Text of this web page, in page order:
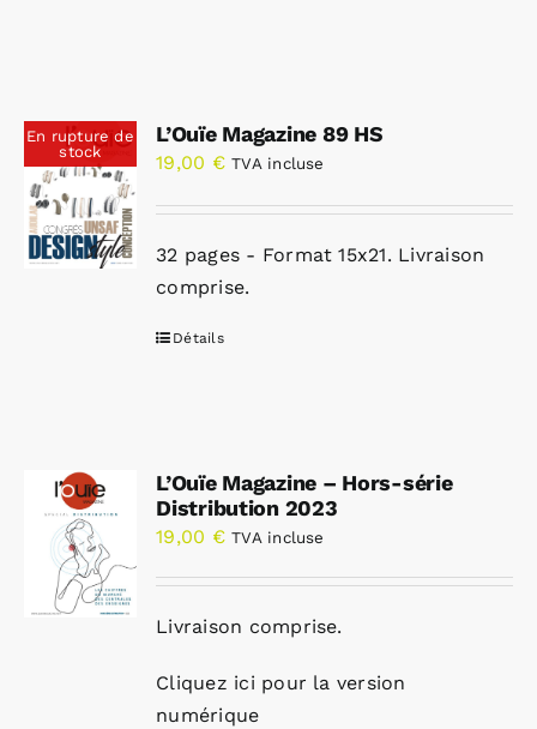
En rupture de
stock
L’Ouïe Magazine 89 HS
19,00 € TVA incluse
32 pages - Format 15x21. Livraison
comprise.
Détails
L’Ouïe Magazine – Hors-série
Distribution 2023
19,00 € TVA incluse
Livraison comprise.
Cliquez ici pour la version
numérique